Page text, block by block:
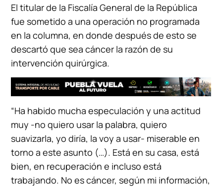
El titular de la Fiscalía General de la República
fue sometido a una operación no programada
en la columna, en donde después de esto se
descartó que sea cáncer la razón de su
intervención quirúrgica.
“Ha habido mucha especulación y una actitud
muy -no quiero usar la palabra, quiero
suavizarla, yo diría, la voy a usar- miserable en
torno a este asunto (…). Está en su casa, está
bien, en recuperación e incluso está
trabajando. No es cáncer, según mi información,